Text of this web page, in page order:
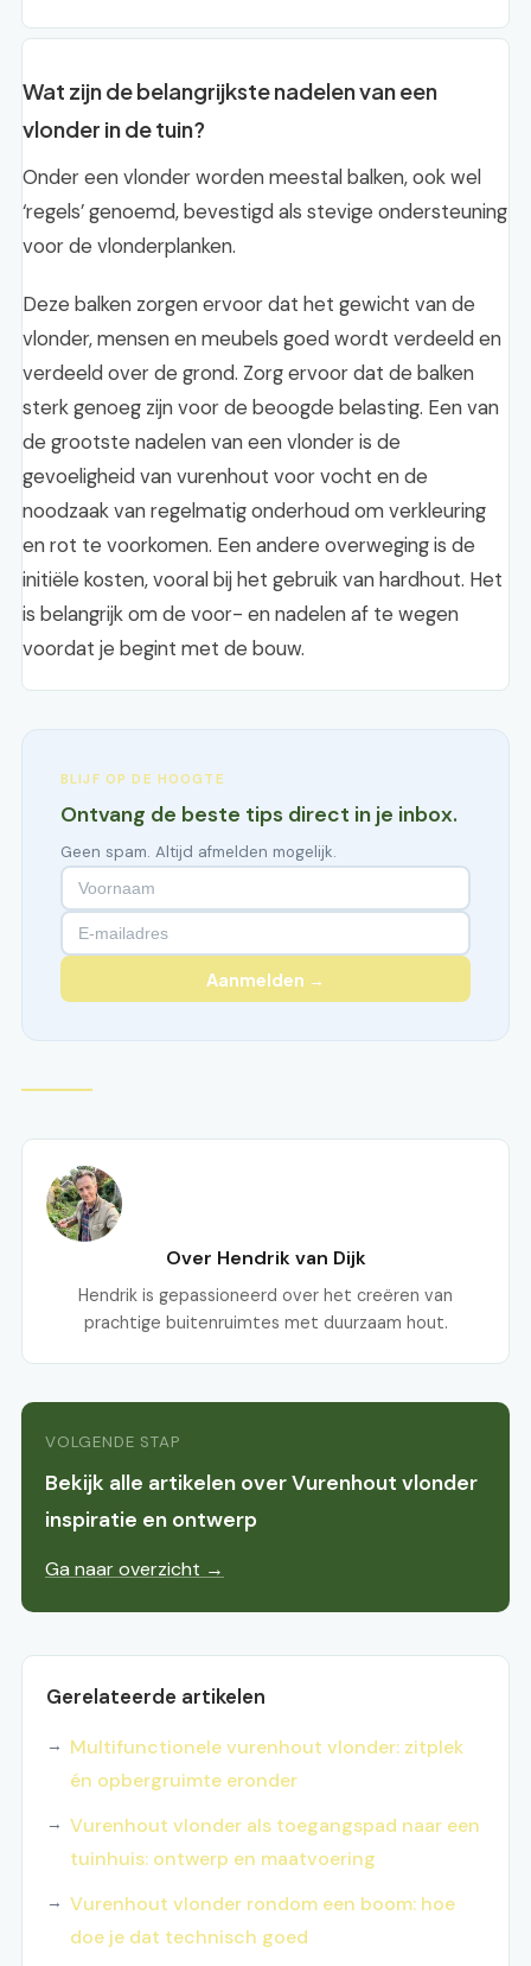
Wat zijn de belangrijkste nadelen van een
vlonder in de tuin?
Onder een vlonder worden meestal balken, ook wel
‘regels’ genoemd, bevestigd als stevige ondersteuning
voor de vlonderplanken.
Deze balken zorgen ervoor dat het gewicht van de
vlonder, mensen en meubels goed wordt verdeeld en
verdeeld over de grond. Zorg ervoor dat de balken
sterk genoeg zijn voor de beoogde belasting. Een van
de grootste nadelen van een vlonder is de
gevoeligheid van vurenhout voor vocht en de
noodzaak van regelmatig onderhoud om verkleuring
en rot te voorkomen. Een andere overweging is de
initiële kosten, vooral bij het gebruik van hardhout. Het
is belangrijk om de voor- en nadelen af te wegen
voordat je begint met de bouw.
BLIJF OP DE HOOGTE
Ontvang de beste tips direct in je inbox.
Geen spam. Altijd afmelden mogelijk.
Aanmelden →
Over Hendrik van Dijk
Hendrik is gepassioneerd over het creëren van
prachtige buitenruimtes met duurzaam hout.
VOLGENDE STAP
Bekijk alle artikelen over Vurenhout vlonder
inspiratie en ontwerp
Ga naar overzicht →
Gerelateerde artikelen
Multifunctionele vurenhout vlonder: zitplek
én opbergruimte eronder
Vurenhout vlonder als toegangspad naar een
tuinhuis: ontwerp en maatvoering
Vurenhout vlonder rondom een boom: hoe
doe je dat technisch goed